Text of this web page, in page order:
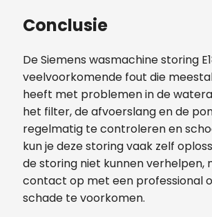
Conclusie
De Siemens wasmachine storing
veelvoorkomende fout die
heeft met problemen in de
het filter, de afvoerslang en de
regelmatig te controleren en
kun je deze storing vaak zelf
de storing niet kunnen verhelpen,
contact op met een professional
schade te voorkomen.